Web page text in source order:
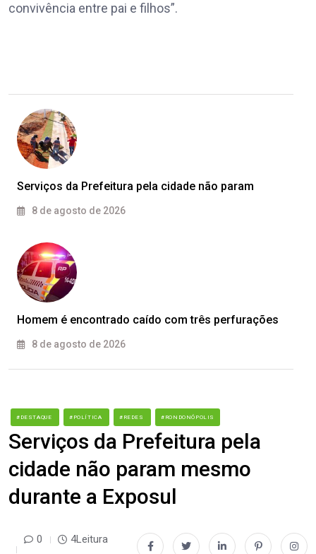
convivência entre pai e filhos”.
Serviços da Prefeitura pela cidade não param
8 de agosto de 2026
Homem é encontrado caído com três perfurações
8 de agosto de 2026
#DESTAQUE #POLÍTICA #REDES #RONDONÓPOLIS
Serviços da Prefeitura pela
cidade não param mesmo
durante a Exposul
0 4Leitura